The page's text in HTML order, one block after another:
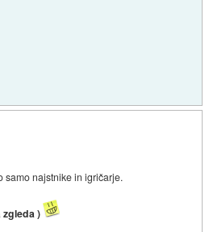
samo najstnike in igričarje.
)